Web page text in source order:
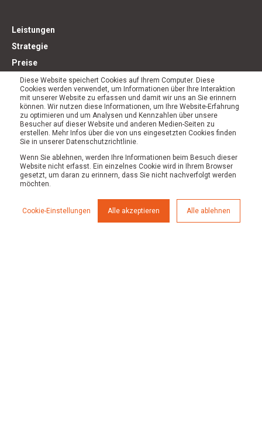
Diese Website speichert Cookies auf Ihrem Computer. Diese
Cookies werden verwendet, um Informationen über Ihre Interaktion
mit unserer Website zu erfassen und damit wir uns an Sie erinnern
können. Wir nutzen diese Informationen, um Ihre Website-Erfahrung
zu optimieren und um Analysen und Kennzahlen über unsere
Besucher auf dieser Website und anderen Medien-Seiten zu
erstellen. Mehr Infos über die von uns eingesetzten Cookies finden
Sie in unserer Datenschutzrichtlinie.
Wenn Sie ablehnen, werden Ihre Informationen beim Besuch dieser
Website nicht erfasst. Ein einzelnes Cookie wird in Ihrem Browser
gesetzt, um daran zu erinnern, dass Sie nicht nachverfolgt werden
möchten.
Cookie-Einstellungen Alle akzeptieren Alle ablehnen
Leistungen
Strategie
Preise
Über uns
Karriere
Workshops
Blog
Know How